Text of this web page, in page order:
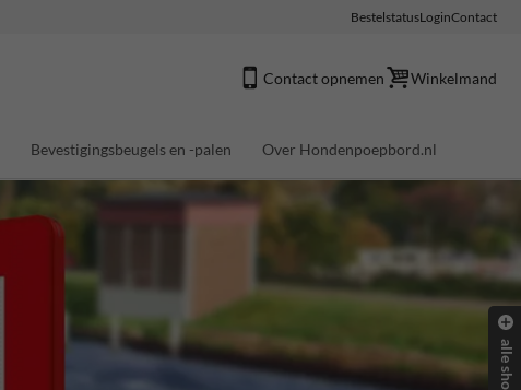
BestelstatusLoginContact
Contact opnemen Winkelmand
Bevestigingsbeugels en -palen Over Hondenpoepbord.nl
alle shops